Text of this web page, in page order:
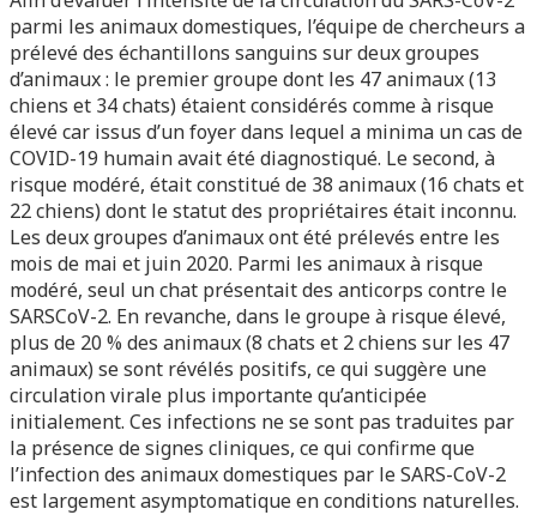
parmi les animaux domestiques, l’équipe de chercheurs a
prélevé des échantillons sanguins sur deux groupes
d’animaux : le premier groupe dont les 47 animaux (13
chiens et 34 chats) étaient considérés comme à risque
élevé car issus d’un foyer dans lequel a minima un cas de
COVID-19 humain avait été diagnostiqué. Le second, à
risque modéré, était constitué de 38 animaux (16 chats et
22 chiens) dont le statut des propriétaires était inconnu.
Les deux groupes d’animaux ont été prélevés entre les
mois de mai et juin 2020. Parmi les animaux à risque
modéré, seul un chat présentait des anticorps contre le
SARSCoV-2. En revanche, dans le groupe à risque élevé,
plus de 20 % des animaux (8 chats et 2 chiens sur les 47
animaux) se sont révélés positifs, ce qui suggère une
circulation virale plus importante qu’anticipée
initialement. Ces infections ne se sont pas traduites par
la présence de signes cliniques, ce qui confirme que
l’infection des animaux domestiques par le SARS-CoV-2
est largement asymptomatique en conditions naturelles.